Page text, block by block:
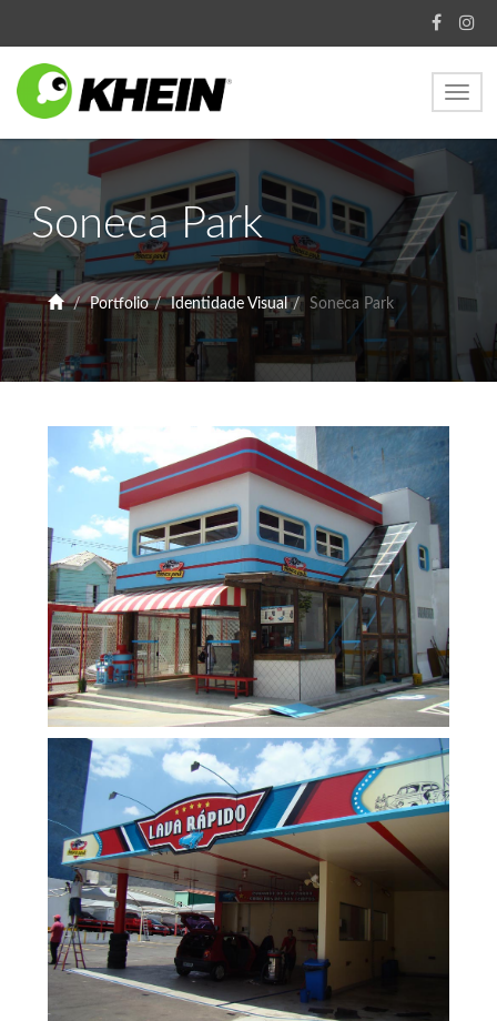
Toggle
Soneca Park
Portfolio Identidade Visual Soneca Park